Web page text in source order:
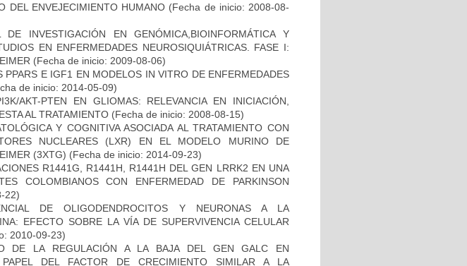
DEL ENVEJECIMIENTO HUMANO (Fecha de inicio: 2008-08-
DE INVESTIGACIÓN EN GENÓMICA,BIOINFORMÁTICA Y
EN ENFERMEDADES NEUROSIQUIÁTRICAS. FASE I:
(Fecha de inicio: 2009-08-06)
PPARS E IGF1 EN MODELOS IN VITRO DE ENFERMEDADES
de inicio: 2014-05-09)
AKT-PTEN EN GLIOMAS: RELEVANCIA EN INICIACIÓN,
AL TRATAMIENTO (Fecha de inicio: 2008-08-15)
Y COGNITIVA ASOCIADA AL TRATAMIENTO CON
NUCLEARES (LXR) EN EL MODELO MURINO DE
(3XTG) (Fecha de inicio: 2014-09-23)
R1441G, R1441H, R1441H DEL GEN LRRK2 EN UNA
COLOMBIANOS CON ENFERMEDAD DE PARKINSON
22)
DE OLIGODENDROCITOS Y NEURONAS A LA
EFECTO SOBRE LA VÍA DE SUPERVIVENCIA CELULAR
2010-09-23)
DE LA REGULACIÓN A LA BAJA DEL GEN GALC EN
PAPEL DEL FACTOR DE CRECIMIENTO SIMILAR A LA